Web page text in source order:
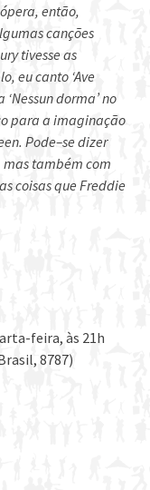
então,
canções
tivesse as
eu canto ‘Ave
dorma’ no
para a imaginação
Pode–se dizer
mas também com
coisas que Freddie
feira, às 21h
8787)